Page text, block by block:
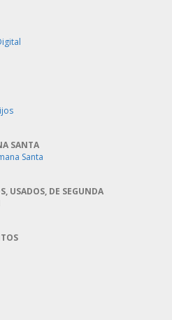
SANTA
Santa
USADOS, DE SEGUNDA